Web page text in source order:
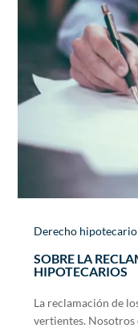
Derecho hipotecario
SOBRE LA
HIPOTECARIOS
La reclamación de
vertientes.